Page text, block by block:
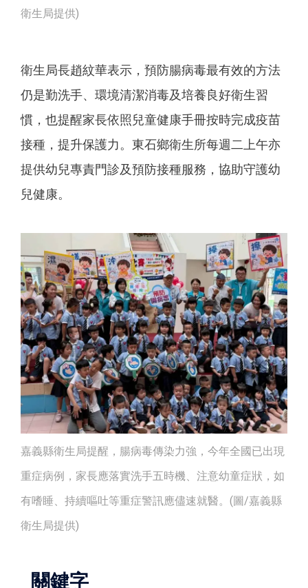
衛生局提供)
衛生局長趙紋華表示，預防腸病毒最有效的方法
仍是勤洗手、環境清潔消毒及培養良好衛生習
慣，也提醒家長依照兒童健康手冊按時完成疫苗
接種，提升保護力。東石鄉衛生所每週二上午亦
提供幼兒專責門診及預防接種服務，協助守護幼
兒健康。
嘉義縣衛生局提醒，腸病毒傳染力強，今年全國已出現
重症病例，家長應落實洗手五時機、注意幼童症狀，如
有嗜睡、持續嘔吐等重症警訊應儘速就醫。(圖/嘉義縣
衛生局提供)
關鍵字